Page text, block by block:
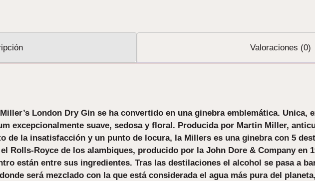
Valoraciones (0)
London Dry Gin se ha convertido en una ginebra emblemática. Unica,
excepcionalmente suave, sedosa y floral. Producida por Martin Miller,
de la insatisfacción y un punto de locura, la Millers es una ginebra con 5
Rolls-Royce de los alambiques, producido por la John Dore & Company en
están entre sus ingredientes. Tras las destilaciones el alcohol se pasa a
será mezclado con la que está considerada el agua más pura del